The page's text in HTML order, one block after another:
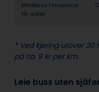
Minibuss Limousine
16-seter
* Ved kjøring utover
på ca. 9 kr per km.
Leie buss uten